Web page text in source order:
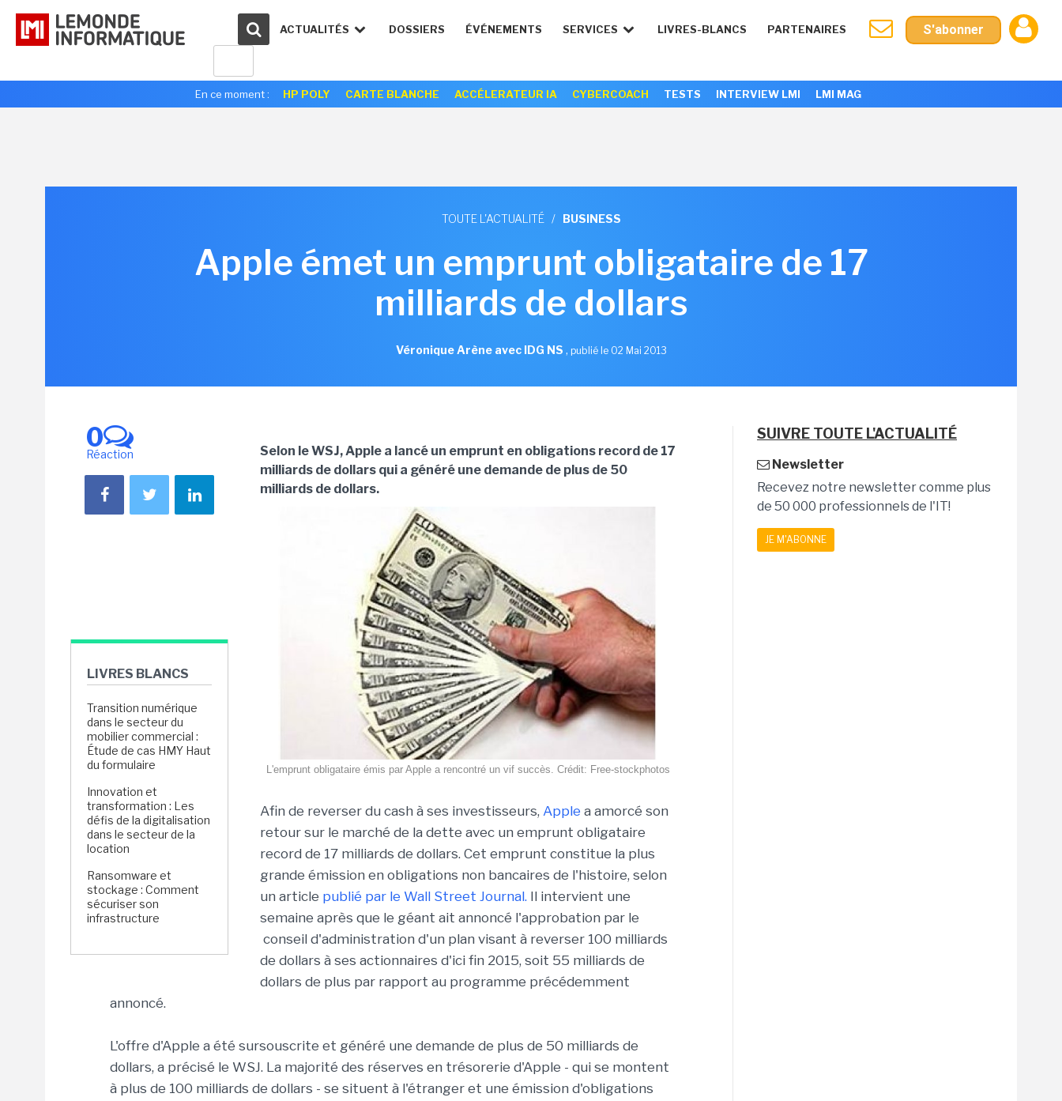
ACTUALITÉS DOSSIERS ÉVÉNEMENTS SERVICES LIVRES-BLANCS PARTENAIRES S'abonner
En ce moment : HP POLY CARTE BLANCHE ACCÉLERATEUR IA CYBERCOACH TESTS INTERVIEW LMI LMI MAG
TOUTE L'ACTUALITÉ / BUSINESS
Apple émet un emprunt obligataire de 17
milliards de dollars
Véronique Arène avec IDG NS , publié le 02 Mai 2013
0
Réaction
LIVRES BLANCS
Transition numérique
dans le secteur du
mobilier commercial :
Étude de cas HMY Haut
du formulaire
Innovation et
transformation : Les
défis de la digitalisation
dans le secteur de la
location
Ransomware et
stockage : Comment
sécuriser son
infrastructure
Selon le WSJ, Apple a lancé un emprunt en obligations record de 17
milliards de dollars qui a généré une demande de plus de 50
milliards de dollars.
L'emprunt obligataire émis par Apple a rencontré un vif succès. Crédit: Free-stockphotos
Afin de reverser du cash à ses investisseurs, Apple a amorcé son
retour sur le marché de la dette avec un emprunt obligataire
record de 17 milliards de dollars. Cet emprunt constitue la plus
grande émission en obligations non bancaires de l'histoire, selon
un article publié par le Wall Street Journal. Il intervient une
semaine après que le géant ait annoncé l'approbation par le
conseil d'administration d'un plan visant à reverser 100 milliards
de dollars à ses actionnaires d'ici fin 2015, soit 55 milliards de
dollars de plus par rapport au programme précédemment
annoncé.
L'offre d'Apple a été sursouscrite et généré une demande de plus de 50 milliards de
dollars, a précisé le WSJ. La majorité des réserves en trésorerie d'Apple - qui se montent
à plus de 100 milliards de dollars - se situent à l'étranger et une émission d'obligations
SUIVRE TOUTE L'ACTUALITÉ
Newsletter
Recevez notre newsletter comme plus
de 50 000 professionnels de l'IT!
JE M'ABONNE